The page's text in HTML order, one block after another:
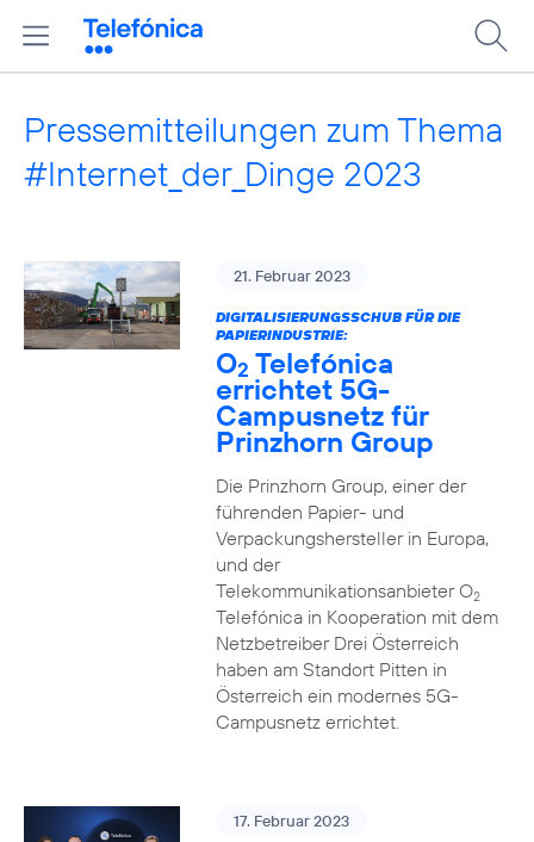
Pressemitteilungen zum Thema
#Internet_der_Dinge 2023
21. Februar 2023
DIGITALISIERUNGSSCHUB FÜR DIE
PAPIERINDUSTRIE:
O2 Telefónica
errichtet 5G-
Campusnetz für
Prinzhorn Group
Die Prinzhorn Group, einer der
führenden Papier- und
Verpackungshersteller in Europa,
und der
Telekommunikationsanbieter O2
Telefónica in Kooperation mit dem
Netzbetreiber Drei Österreich
haben am Standort Pitten in
Österreich ein modernes 5G-
Campusnetz errichtet.
17. Februar 2023